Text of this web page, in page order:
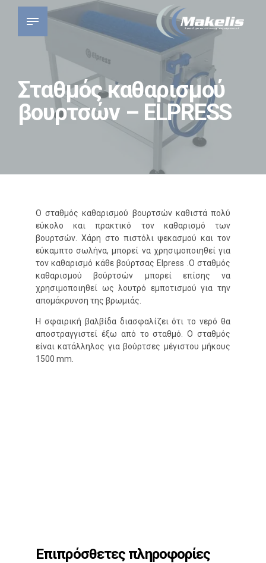
Σταθμός καθαρισμού
βουρτσών – ELPRESS
Ο σταθμός καθαρισμού βουρτσών καθιστά πολύ
εύκολο και πρακτικό τον καθαρισμό των
βουρτσών. Χάρη στο πιστόλι ψεκασμού και τον
εύκαμπτο σωλήνα, μπορεί να χρησιμοποιηθεί για
τον καθαρισμό κάθε βούρτσας Elpress .Ο σταθμός
καθαρισμού βούρτσών μπορεί επίσης να
χρησιμοποιηθεί ως λουτρό εμποτισμού για την
απομάκρυνση της βρωμιάς.
Η σφαιρική βαλβίδα διασφαλίζει ότι το νερό θα
αποστραγγιστεί έξω από το σταθμό. Ο σταθμός
είναι κατάλληλος για βούρτσες μέγιστου μήκους
1500 mm.
Επιπρόσθετες πληροφορίες